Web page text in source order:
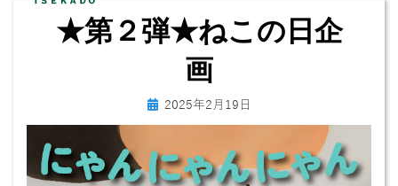
★第２弾★ねこの日企
画
投稿者biyagura.by
投
日:
2025年2月19日